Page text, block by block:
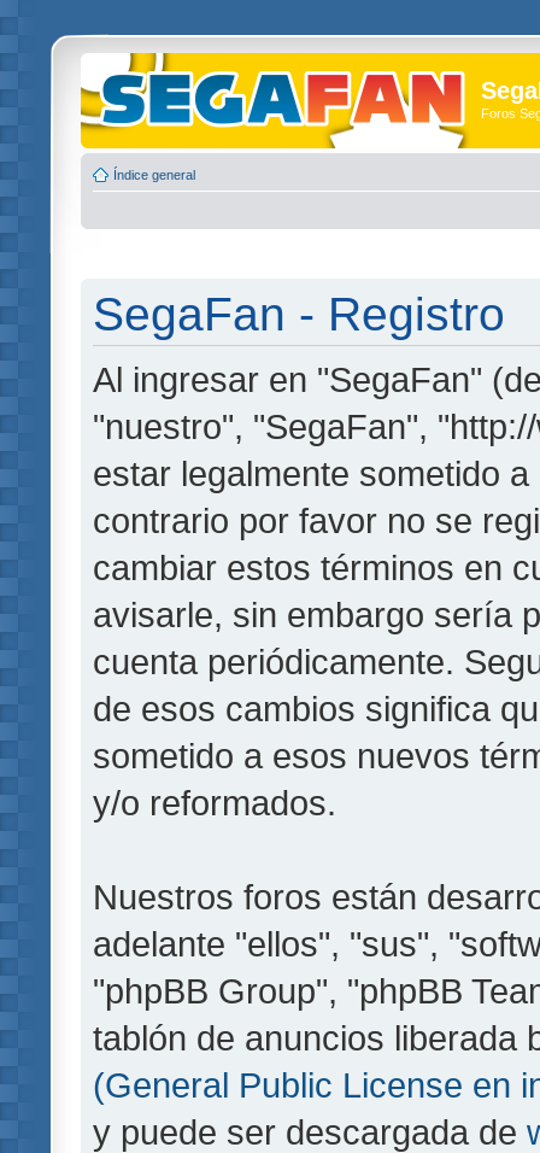
Foros
Índice general
SegaFan - Registro
Al ingresar en "SegaFan"
"nuestro", "SegaFan",
estar legalmente sometido
contrario por favor no se
cambiar estos términos en
avisarle, sin embargo sería
cuenta periódicamente.
de esos cambios significa
sometido a esos nuevos
y/o reformados.
Nuestros foros están
adelante "ellos", "sus",
"phpBB Group", "phpBB
tablón de anuncios liberada
(General Public License en
y puede ser descargada de